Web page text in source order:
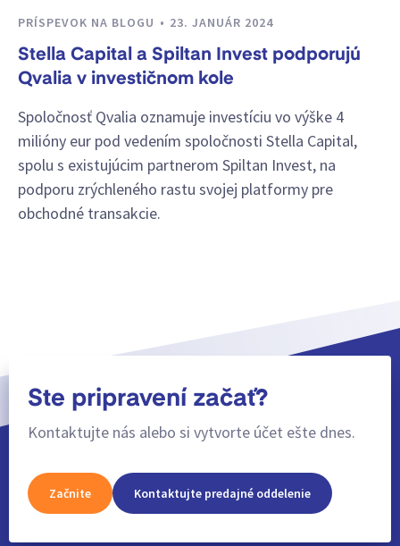
PRÍSPEVOK NA BLOGU 23. JANUÁR 2024
Stella Capital a Spiltan Invest podporujú
Qvalia v investičnom kole
Spoločnosť Qvalia oznamuje investíciu vo výške 4
milióny eur pod vedením spoločnosti Stella Capital,
spolu s existujúcim partnerom Spiltan Invest, na
podporu zrýchleného rastu svojej platformy pre
obchodné transakcie.
Ste pripravení začať?
Kontaktujte nás alebo si vytvorte účet ešte dnes.
Začnite Kontaktujte predajné oddelenie